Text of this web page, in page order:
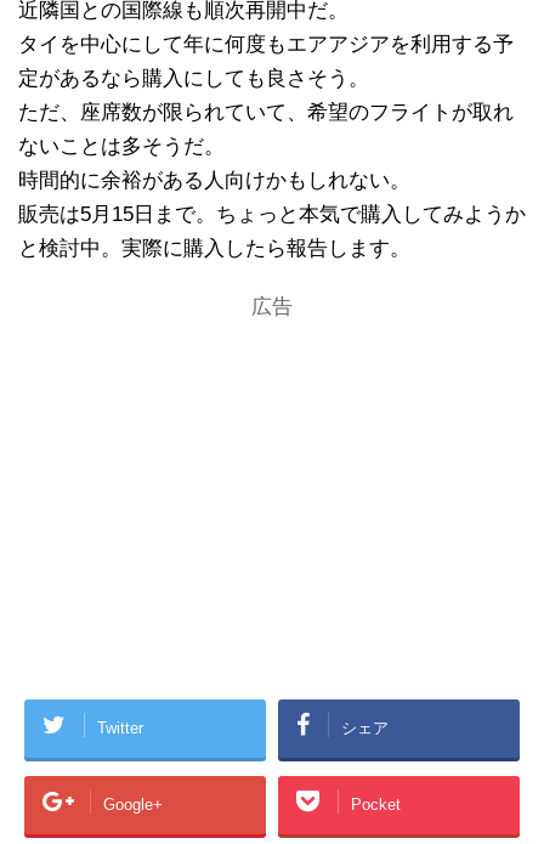
近隣国との国際線も順次再開中だ。
タイを中心にして年に何度もエアアジアを利用する予
定があるなら購入にしても良さそう。
ただ、座席数が限られていて、希望のフライトが取れ
ないことは多そうだ。
時間的に余裕がある人向けかもしれない。
販売は5月15日まで。ちょっと本気で購入してみようか
と検討中。実際に購入したら報告します。
広告
Twitter シェア
Google+ Pocket